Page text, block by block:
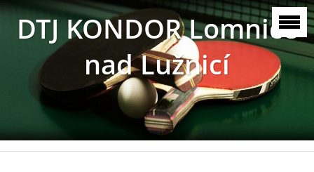
DTJ KONDOR Lomnice
nad Lužnicí